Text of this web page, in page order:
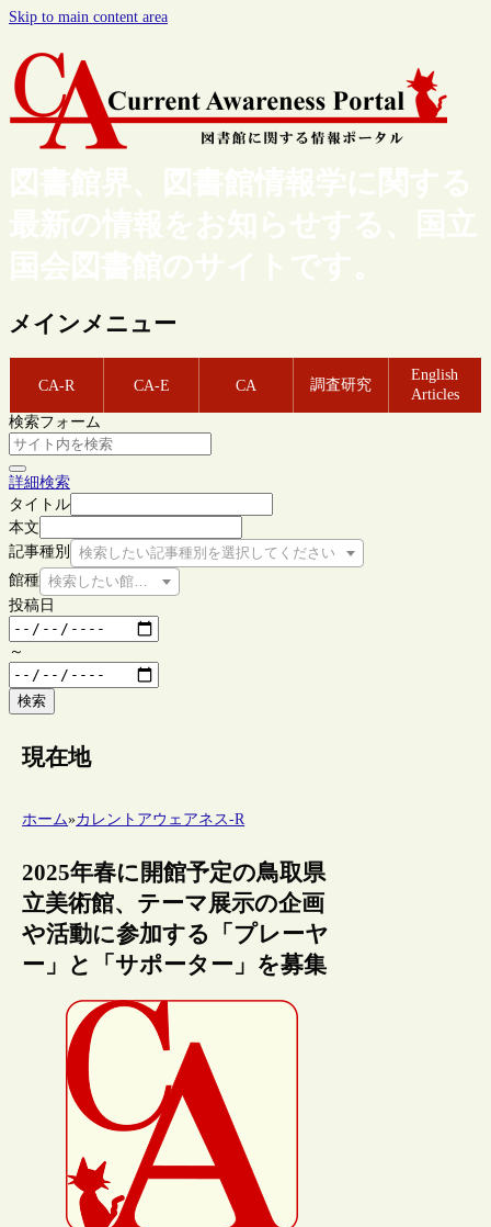
Skip to main content area
図書館界、図書館情報学に関する
最新の情報をお知らせする、国立
国会図書館のサイトです。
メインメニュー
CA-R CA-E CA 調査研究
English
Articles
検索フォーム
詳細検索
タイトル
本文
記事種別
検索したい記事種別を選択してください
館種 検索したい館種を選択してください
投稿日
～
検索
現在地
ホーム»カレントアウェアネス-R
2025年春に開館予定の鳥取県
立美術館、テーマ展示の企画
や活動に参加する「プレーヤ
ー」と「サポーター」を募集